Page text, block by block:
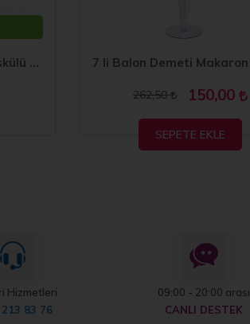
Metalize Gümüş Masa Püskülü Arka Fon Püskülü ve Gümüş Pembe Balon Standı
262,50 150,00
SEPETE EKLE
Hizmetleri
83 76
09:00 - 20:00 arası
CANLI DESTEK